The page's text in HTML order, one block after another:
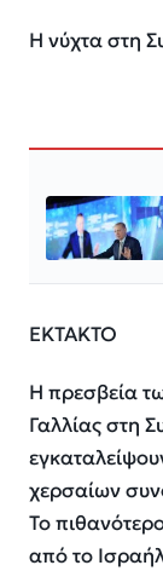
Η νύχτα στη
ΕΚΤΑΚΤΟ
Η πρεσβεία
Γαλλίας στη
χερσαίων
Το
από το